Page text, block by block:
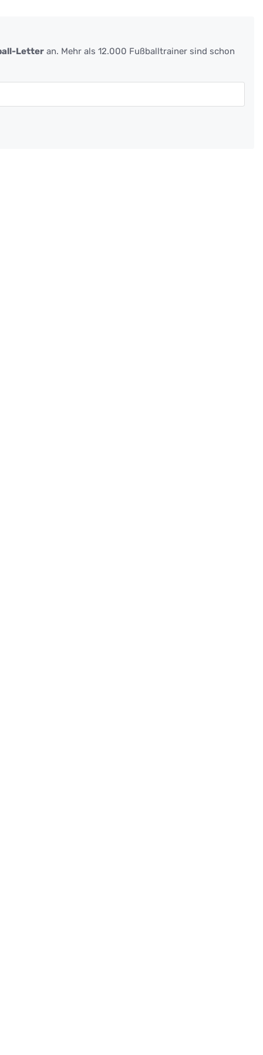
Letter an. Mehr als 12.000 Fußballtrainer sind schon